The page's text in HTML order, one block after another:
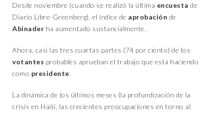
Desde noviembre (cuando se realizó la última encuesta de
Diario Libre-Greenberg), el índice de aprobación de
Abinader ha aumentado sustancialmente.
Ahora, casi las tres cuartas partes (74 por ciento) de los
votantes probables aprueban el trabajo que está haciendo
como presidente.
La dinámica de los últimos meses (la profundización de la
crisis en Haití, las crecientes preocupaciones en torno al